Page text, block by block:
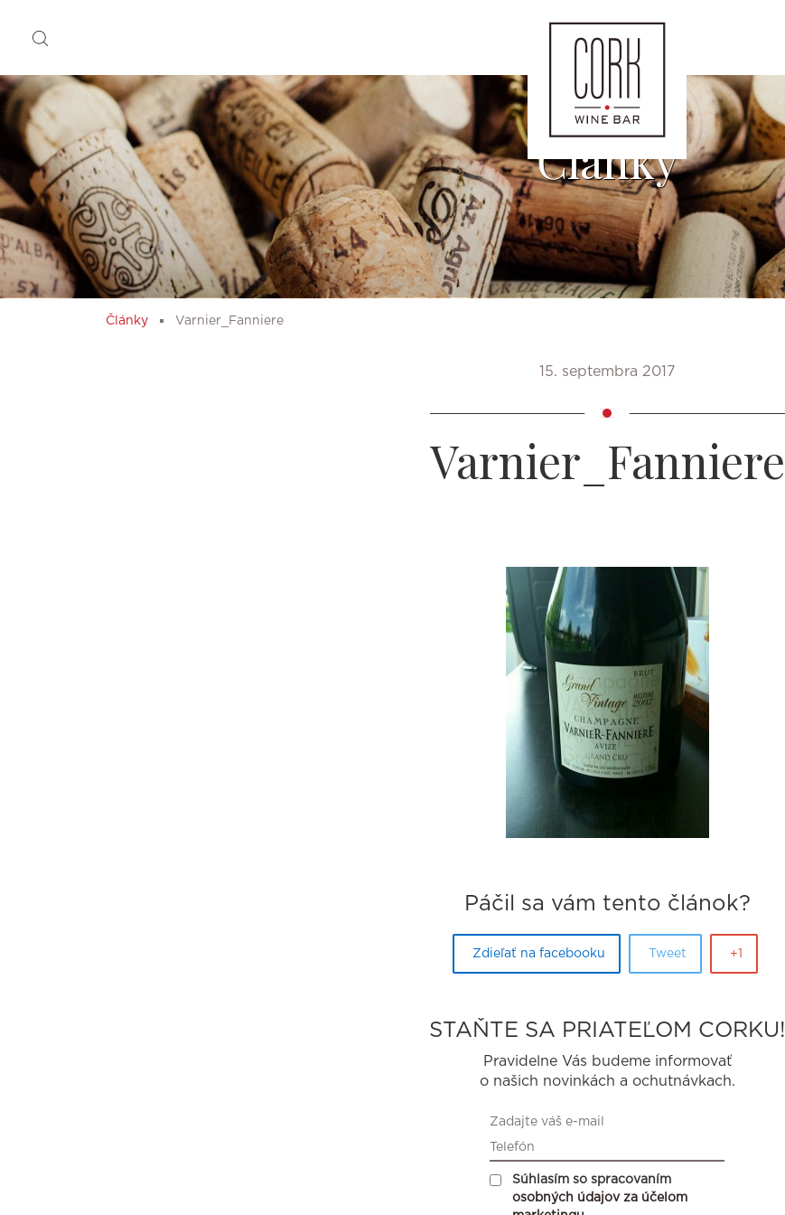
Články
Články Varnier_Fanniere
15. septembra 2017
Varnier_Fanniere
Páčil sa vám tento článok?
Zdieľať na facebooku Tweet +1
STAŇTE SA PRIATEĽOM CORKU!
Pravidelne Vás budeme informovať
o našich novinkách a ochutnávkach.
Súhlasím so spracovaním
osobných údajov za účelom